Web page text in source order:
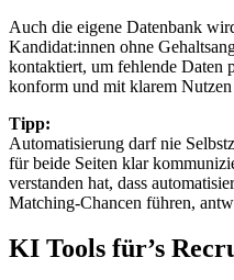
Auch die eigene Datenbank
Kandidat:innen ohne
kontaktiert, um fehlende Daten
konform und mit klarem
Tipp:
Automatisierung darf nie
für beide Seiten klar
verstanden hat, dass
Matching-Chancen führen,
KI Tools für’s